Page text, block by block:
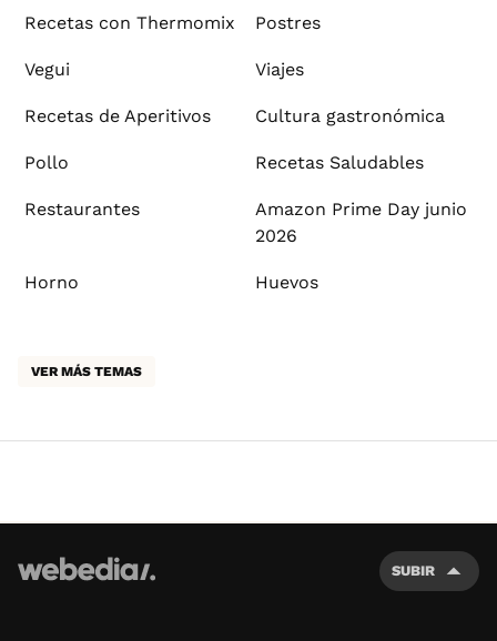
Recetas con Thermomix Postres
Vegui Viajes
Recetas de Aperitivos Cultura gastronómica
Pollo Recetas Saludables
Restaurantes
Amazon Prime Day junio
2026
Horno Huevos
VER MÁS TEMAS
SUBIR